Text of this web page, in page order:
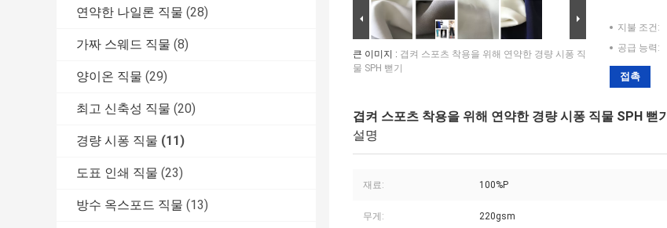
연약한 나일론 직물 (28)
가짜 스웨드 직물 (8)
양이온 직물 (29)
최고 신축성 직물 (20)
경량 시퐁 직물 (11)
도표 인쇄 직물 (23)
방수 옥스포드 직물 (13)
큰 이미지 : 겹켜 스포츠 착용을 위해 연약한 경량 시퐁 직
물 SPH 뻗기
지불 조건:
공급 능력:
접촉
겹켜 스포츠 착용을 위해 연약한 경량 시퐁 직물 SPH 뻗기
설명
재료: 100%P
무게: 220gsm